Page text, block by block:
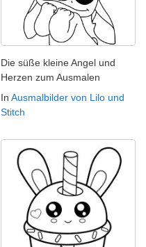
Die süße kleine Angel und
Herzen zum Ausmalen
In Ausmalbilder von Lilo und
Stitch